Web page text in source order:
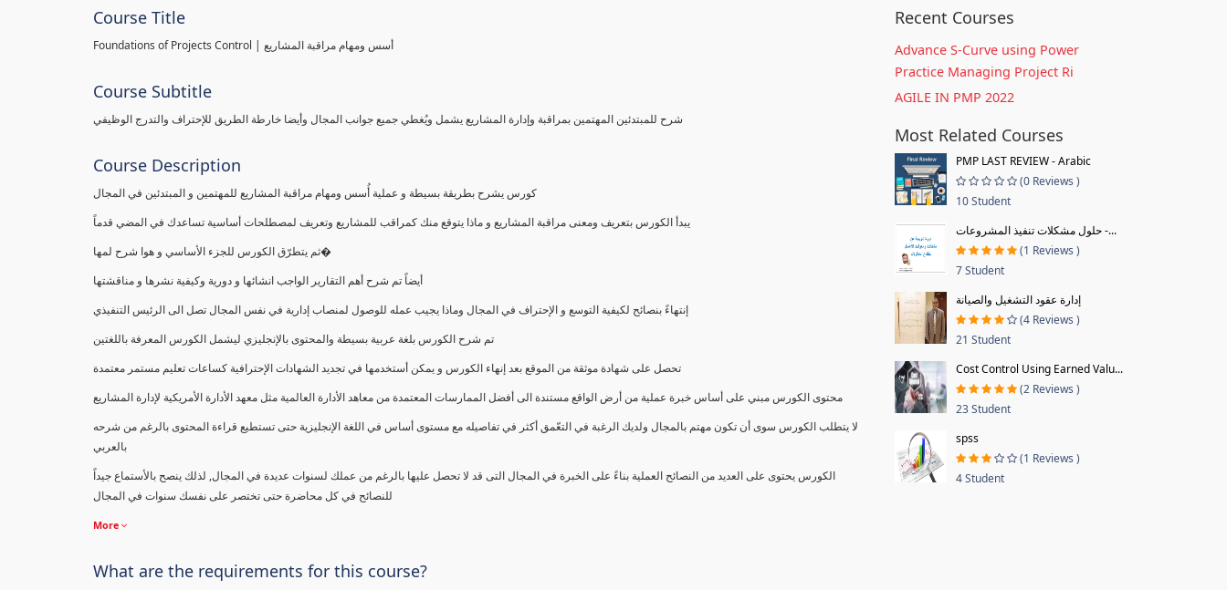
Course Title
Foundations of Projects Control | أسس ومهام مراقبة المشاريع
Course Subtitle
شرح للمبتدئين المهتمين بمراقبة وإدارة المشاريع يشمل ويُغطي جميع جوانب المجال وأيضا خارطة الطريق للإحتراف والتدرج الوظيفي
Course Description
كورس يشرح بطريقة بسيطة و عملية أُسس ومهام مراقبة المشاريع للمهتمين و المبتدئين في المجال
يبدأ الكورس بتعريف ومعنى مراقبة المشاريع و ماذا يتوقع منك كمراقب للمشاريع وتعريف لمصطلحات أساسية تساعدك في المضي قدماً
ثم يتطرّق الكورس للجزء الأساسي و هوا شرح لمها�
أيضاً تم شرح أهم التقارير الواجب انشائها و دورية وكيفية نشرها و مناقشتها
إنتهاءً بنصائح لكيفية التوسع و الإحتراف في المجال وماذا يجيب عمله للوصول لمنصاب إدارية في نفس المجال تصل الى الرئيس التنفيذي
تم شرح الكورس بلغة عربية بسيطة والمحتوى بالإنجليزي ليشمل الكورس المعرفة باللغتين
تحصل على شهادة موثقة من الموقع بعد إنهاء الكورس و يمكن أستخدمها في تجديد الشهادات الإحترافية كساعات تعليم مستمر معتمدة
محتوى الكورس مبني على أساس خبرة عملية من أرض الواقع مستندة الى أفضل الممارسات المعتمدة من معاهد الأدارة العالمية مثل معهد الأدارة الأمريكية لإدارة المشاريع
لا يتطلب الكورس سوى أن تكون مهتم بالمجال ولديك الرغبة في التعّمق أكثر في تفاصيله مع مستوى أساس في اللغة الإنجليزية حتى تستطيع قراءة المحتوى بالرغم من شرحه
بالعربي
الكورس يحتوى على العديد من النصائح العملية بناءً على الخبرة في المجال التى قد لا تحصل عليها بالرغم من عملك لسنوات عديدة في المجال, لذلك ينصح بالأستماع جيداً
للنصائح في كل محاضرة حتى تختصر على نفسك سنوات في المجال
More
What are the requirements for this course?
Recent Courses
Advance S-Curve using Power
Practice Managing Project Ri
AGILE IN PMP 2022
Most Related Courses
PMP LAST REVIEW - Arabic
(0 Reviews )
10 Student
حلول مشكلات تنفيذ المشروعات -...
(1 Reviews )
7 Student
إدارة عقود التشغيل والصيانة
(4 Reviews )
21 Student
Cost Control Using Earned Valu...
(2 Reviews )
23 Student
spss
(1 Reviews )
4 Student